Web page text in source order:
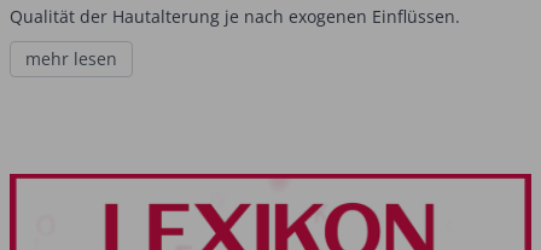
Qualität der Hautalterung je nach exogenen Einflüssen.
mehr lesen